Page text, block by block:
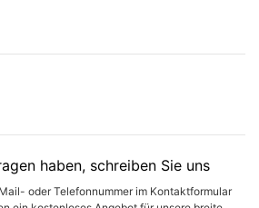
haben, schreiben Sie uns
oder Telefonnummer im Kontaktformular